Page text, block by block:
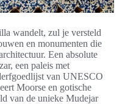
wandelt, zul je versteld
en monumenten die
Een absolute
een paleis met
van UNESCO
Moorse en gotische
van de unieke Mudejar